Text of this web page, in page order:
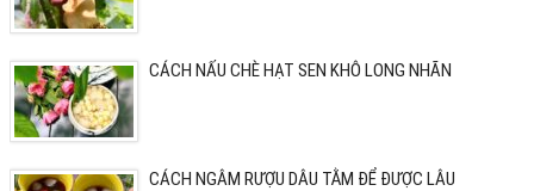
CÁCH NẤU CHÈ HẠT SEN KHÔ LONG NHÃN
CÁCH NGÂM RƯỢU DÂU TẰM ĐỂ ĐƯỢC LÂU